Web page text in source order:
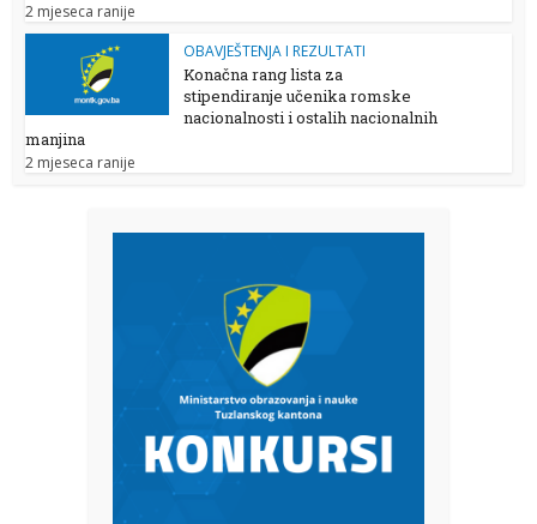
2 mjeseca ranije
OBAVJEŠTENJA I REZULTATI
Konačna rang lista za
stipendiranje učenika romske
nacionalnosti i ostalih nacionalnih
manjina
2 mjeseca ranije